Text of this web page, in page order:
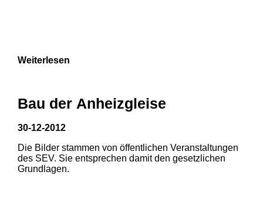
Weiterlesen
Bau der Anheizgleise
30-12-2012
Die Bilder stammen von öffentlichen Veranstaltungen
des SEV. Sie entsprechen damit den gesetzlichen
Grundlagen.